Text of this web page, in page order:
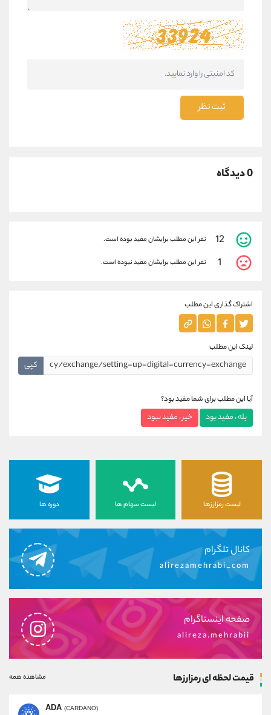
ثبت نظر
0 دیدگاه
12 نفر این مطلب برایشان مفید بوده است.
1 نفر این مطلب برایشان مفید نبوده است.
اشتراک گذاری این مطلب
لینک این مطلب
کپی
آیا این مطلب برای شما مفید بود؟
بله ، مفید بود خیر ، مفید نبود
لیست رمزارزها لیست سهام ها دوره ها
کانال تلگرام
alirezamehrabi_com
صفحه اینستاگرام
alireza.mehrabii
قیمت لحظه ای رمزارزها مشاهده همه
ADA (CARDANO)